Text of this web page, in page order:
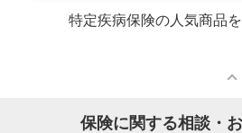
特定疾病保険の人気商品を
保険に関する相談・